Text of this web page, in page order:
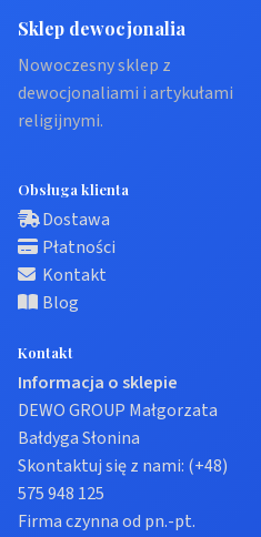
Sklep dewocjonalia
Nowoczesny sklep z
dewocjonaliami i artykułami
religijnymi.
Obsługa klienta
Dostawa
Płatności
Kontakt
Blog
Kontakt
Informacja o sklepie
DEWO GROUP Małgorzata
Bałdyga Słonina
Skontaktuj się z nami: (+48)
575 948 125
Firma czynna od pn.-pt.